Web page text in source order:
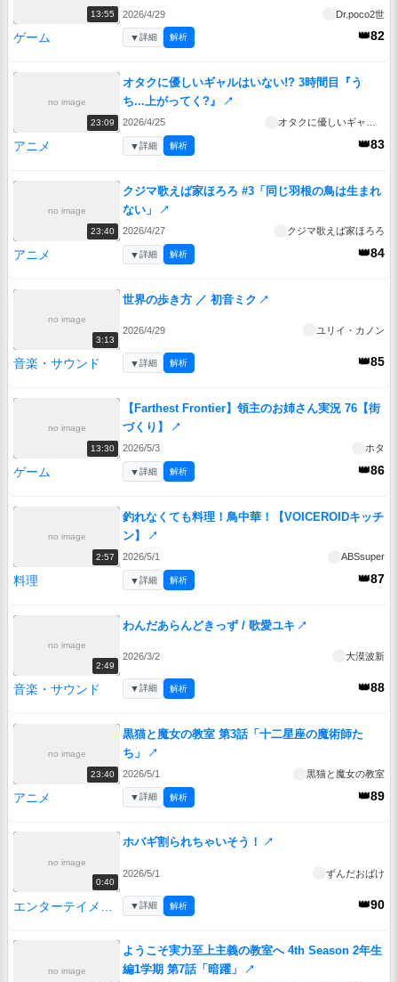
13:55
カーズ】
2026/4/29 Dr.poco2世
ゲーム 👑82
▼詳細 解析
no image
23:09
オタクに優しいギャルはいない!? 3時間目『う
ち...上がってく?』
↗
2026/4/25 オタクに優しいギャルはいない!?
アニメ 👑83
▼詳細 解析
no image
23:40
クジマ歌えば家ほろろ #3「同じ羽根の鳥は生まれ
ない」
↗
2026/4/27 クジマ歌えば家ほろろ
アニメ 👑84
▼詳細 解析
no image
3:13
世界の歩き方 ／ 初音ミク ↗
2026/4/29 ユリイ・カノン
音楽・サウンド 👑85
▼詳細 解析
no image
13:30
【Farthest Frontier】領主のお姉さん実況 76【街
づくり】
↗
2026/5/3 ホタ
ゲーム 👑86
▼詳細 解析
no image
2:57
釣れなくても料理！鳥中華！【VOICEROIDキッチ
ン】
↗
2026/5/1 ABSsuper
料理 👑87
▼詳細 解析
no image
2:49
わんだあらんどきっず / 歌愛ユキ ↗
2026/3/2 大漠波新
音楽・サウンド 👑88
▼詳細 解析
no image
23:40
黒猫と魔女の教室 第3話「十二星座の魔術師た
ち」
↗
2026/5/1 黒猫と魔女の教室
アニメ 👑89
▼詳細 解析
no image
0:40
ホバギ割られちゃいそう！ ↗
2026/5/1 ずんだおばけ
👑90
▼詳細 解析
no image
ようこそ実力至上主義の教室へ 4th Season 2年生
編1学期 第7話「暗躍」
↗